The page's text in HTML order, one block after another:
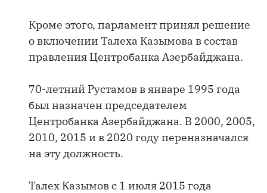
Кроме этого, парламент принял решение
о включении Талеха Казымова в состав
правления Центробанка Азербайджана.
70-летний Рустамов в январе 1995 года
был назначен председателем
Центробанка Азербайджана. В 2000, 2005,
2010, 2015 и в 2020 году переназначался
на эту должность.
Талех Казымов с 1 июля 2015 года